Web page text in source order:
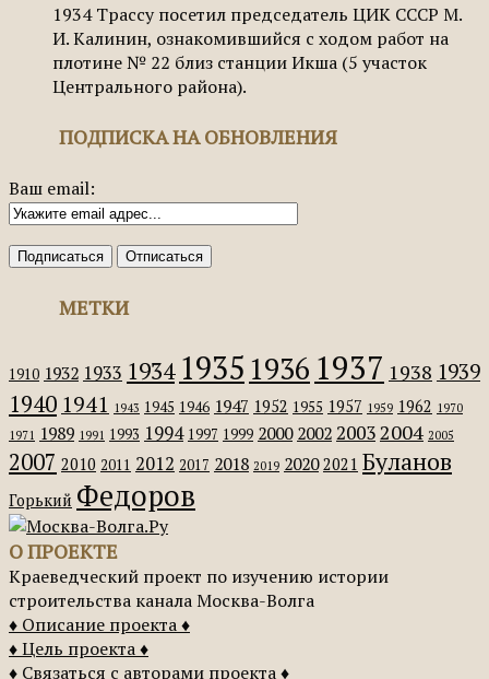
1934 Трассу посетил председатель ЦИК СССР М.
И. Калинин, ознакомившийся с ходом работ на
плотине № 22 близ станции Икша (5 участок
Центрального района).
ПОДПИСКА НА ОБНОВЛЕНИЯ
Ваш email:
МЕТКИ
1910 1932 1933 1934 1935 1936 1937 1938 1939
1940 1941 1943 1945 1946 1947 1952 1955 1957 1959 1962 1970
1971 1989 1991 1993 1994 1997 1999 2000 2002 20032004 2005
2007 2010 2011 2012 2017 2018 2019 2020 2021 Буланов
Горький Федоров
О ПРОЕКТЕ
Краеведческий проект по изучению истории
строительства канала Москва-Волга
♦ Описание проекта ♦
♦ Цель проекта ♦
♦ Связаться с авторами проекта ♦